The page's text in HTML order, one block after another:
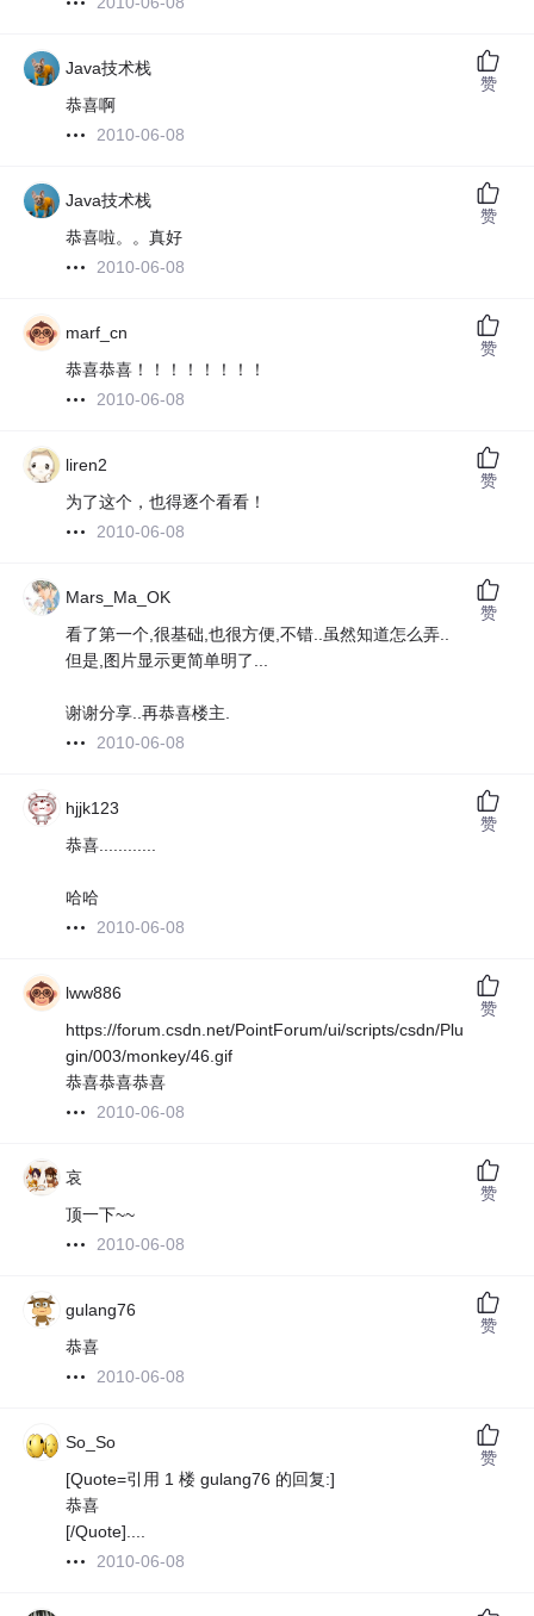
Java技术栈
恭喜啊
2010-06-08
赞
Java技术栈
恭喜啦。。真好
2010-06-08
赞
marf_cn
恭喜恭喜！！！！！！！！
2010-06-08
赞
liren2
为了这个，也得逐个看看！
2010-06-08
赞
Mars_Ma_OK
看了第一个,很基础,也很方便,不错..虽然知道怎么弄..
但是,图片显示更简单明了...
谢谢分享..再恭喜楼主.
2010-06-08
赞
hjjk123
恭喜............
哈哈
2010-06-08
赞
lww886
https://forum.csdn.net/PointForum/ui/scripts/csdn/Plu
gin/003/monkey/46.gif
恭喜恭喜恭喜
2010-06-08
赞
哀
顶一下~~
2010-06-08
赞
gulang76
恭喜
2010-06-08
赞
So_So
[Quote=引用 1 楼 gulang76 的回复:]
恭喜
[/Quote]....
2010-06-08
赞